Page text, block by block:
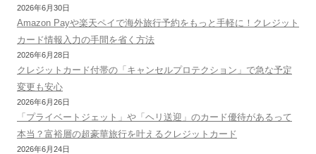
2026年6月30日
Amazon Payや楽天ペイで海外旅行予約をもっと手軽に！クレジット
カード情報入力の手間を省く方法
2026年6月28日
クレジットカード付帯の「キャンセルプロテクション」で急な予定
変更も安心
2026年6月26日
「プライベートジェット」や「ヘリ送迎」のカード優待があるって
本当？富裕層の超豪華旅行を叶えるクレジットカード
2026年6月24日